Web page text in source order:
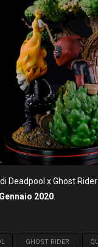
Deadpool x Ghost
Gennaio 2020
GHOST RIDER